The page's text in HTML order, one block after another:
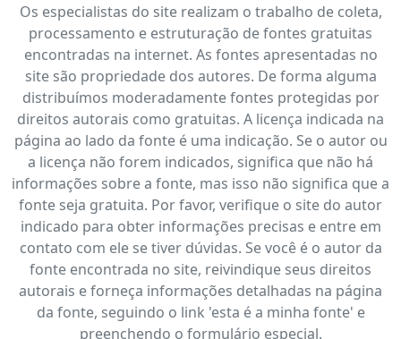
Os especialistas do site realizam o trabalho de coleta,
processamento e estruturação de fontes gratuitas
encontradas na internet. As fontes apresentadas no
site são propriedade dos autores. De forma alguma
distribuímos moderadamente fontes protegidas por
direitos autorais como gratuitas. A licença indicada na
página ao lado da fonte é uma indicação. Se o autor ou
a licença não forem indicados, significa que não há
informações sobre a fonte, mas isso não significa que a
fonte seja gratuita. Por favor, verifique o site do autor
indicado para obter informações precisas e entre em
contato com ele se tiver dúvidas. Se você é o autor da
fonte encontrada no site, reivindique seus direitos
autorais e forneça informações detalhadas na página
da fonte, seguindo o link 'esta é a minha fonte' e
preenchendo o formulário especial.